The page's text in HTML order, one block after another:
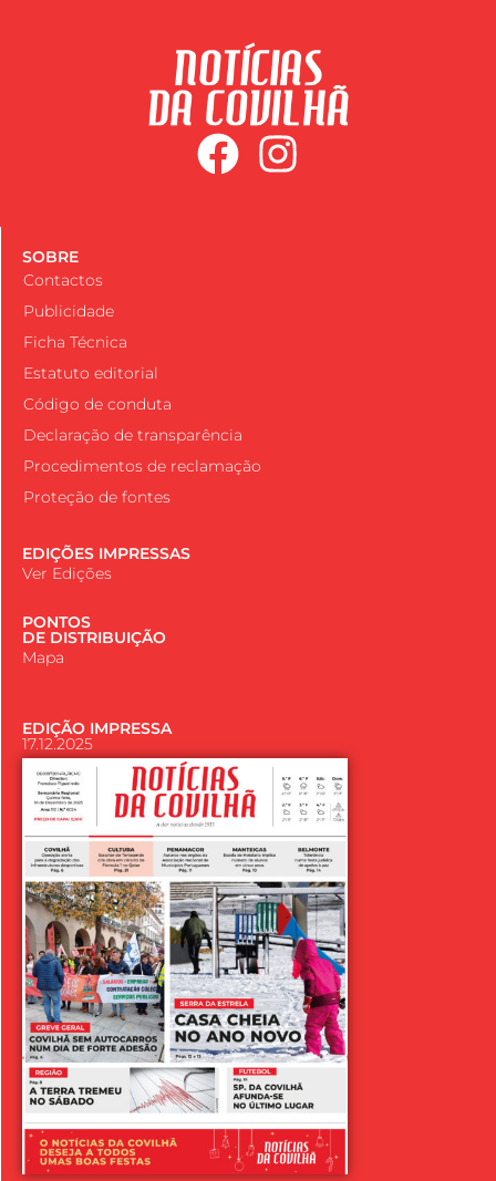
SOBRE
Contactos
Publicidade
Ficha Técnica
Estatuto editorial
Código de conduta
Declaração de transparência
Procedimentos de reclamação
Proteção de fontes
EDIÇÕES IMPRESSAS
Ver Edições
PONTOS
DE DISTRIBUIÇÃO
Mapa
EDIÇÃO IMPRESSA
17.12.2025